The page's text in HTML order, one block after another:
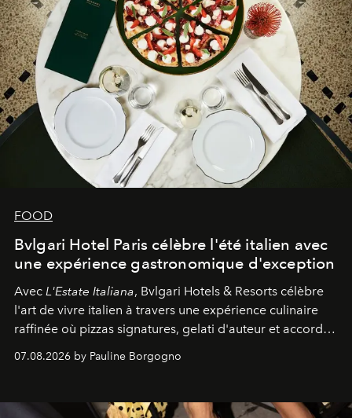
FOOD
Bvlgari Hotel Paris célèbre l'été italien avec
une expérience gastronomique d'exception
Avec L'Estate Italiana, Bvlgari Hotels & Resorts célèbre
l'art de vivre italien à travers une expérience culinaire
raffinée où pizzas signatures, gelati d'auteur et accords
d'exception composent un véritable voyage sensoriel.
07.08.2026 by Pauline Borgogno